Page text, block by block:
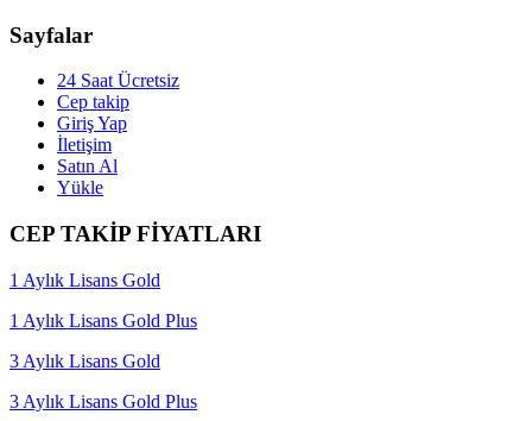
Sayfalar
24 Saat Ücretsiz
Cep takip
Giriş Yap
İletişim
Satın Al
Yükle
CEP TAKİP FİYATLARI
1 Aylık Lisans Gold
1 Aylık Lisans Gold Plus
3 Aylık Lisans Gold
3 Aylık Lisans Gold Plus